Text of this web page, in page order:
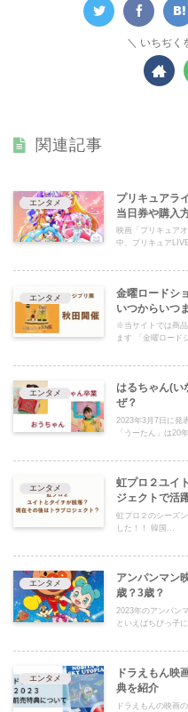
いちぢく
関連記事
エンタメ
プリキュアラ
当日券や購入
映画「プリキュア
中、プリキュア
エンタメ
金曜ロードシ
いつからいつ
※当サイトでは商
ます 「金曜ロード
エンタメ
はるちゃん(い
ぜ？
2023年3月7日に発
「うーたん」は20
エンタメ
虹プロ２ユイ
ジェクトで活
虹プロ２のシーズ
した！！ 韓国...
エンタメ
アンパンマン
歳？3歳？
2023年のアンパン
といえばちびっ子に
エンタメ
ドラえもん映
典を紹介
ドラえもんの映画